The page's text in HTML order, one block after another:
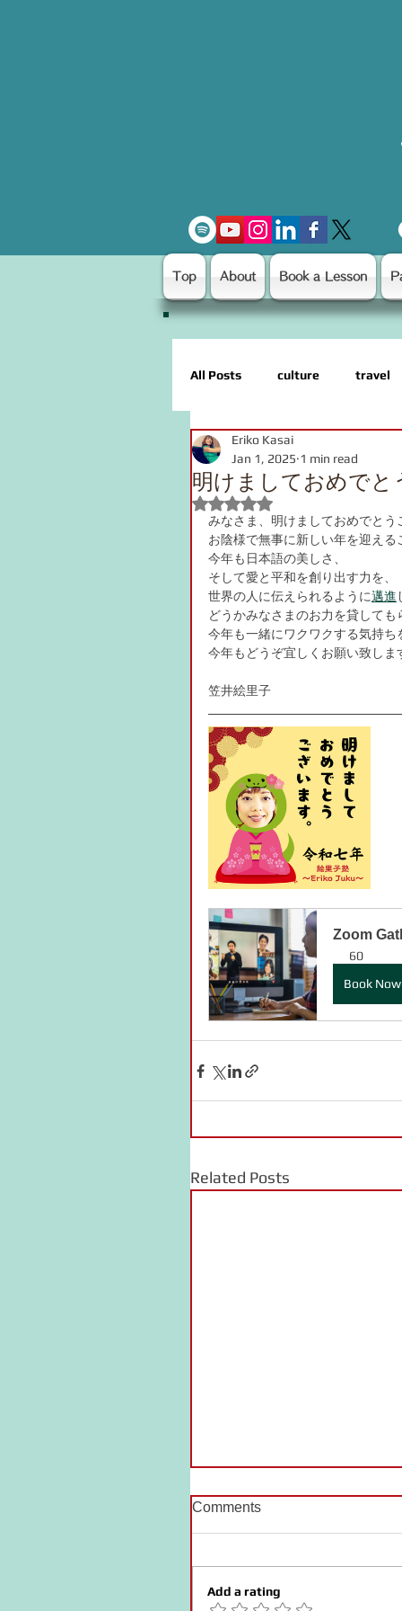
Top About Book a Lesson
All Posts culture travel
grammar
pronunciation Kanji
onomatopoeia Podcast
明けましておめでと
Eriko Kasai
Jan 1, 2025 1 min read
Rated NaN out of 5 stars.
みなさま、明けましておめでとう
お陰様で無事に新しい年を迎える
今年も日本語の美しさ、
そして愛と平和を創り出す力を、
世界の人に伝えられるように邁進
どうかみなさまのお力を貸しても
今年も一緒にワクワクする気持ち
今年もどうぞ宜しくお願い致しま
笠井絵里子
Zoom
60
Book Now
Related Posts
Comments
Add a rating